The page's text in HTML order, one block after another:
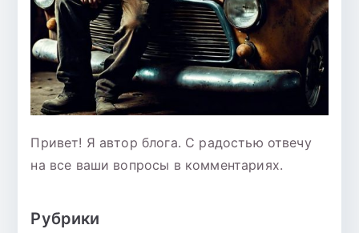
Привет! Я автор блога. С радостью отвечу
на все ваши вопросы в комментариях.
Рубрики